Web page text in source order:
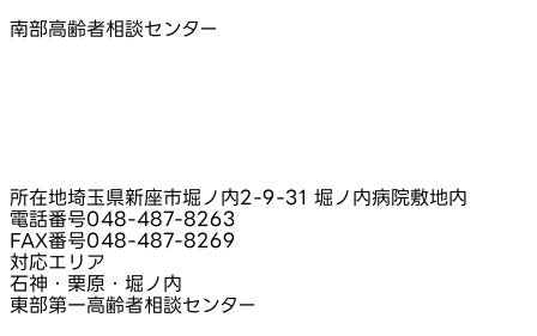
南部高齢者相談センター
所在地埼玉県新座市堀ノ内2‑9‑31 堀ノ内病院敷地内
電話番号048-487-8263
FAX番号048-487-8269
対応エリア
石神・栗原・堀ノ内
東部第一高齢者相談センター